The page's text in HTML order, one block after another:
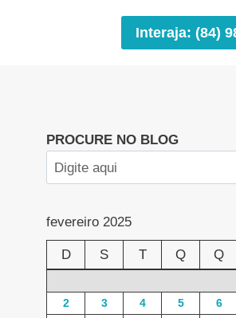
Interaja: (84)
PROCURE NO BLOG
fevereiro 2025
D S T Q Q
2
3 4 5 6